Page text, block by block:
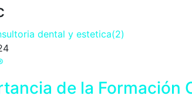
de la Formación